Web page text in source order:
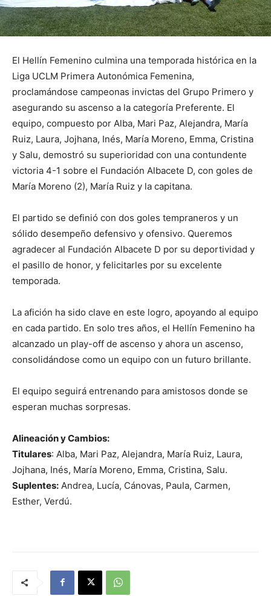
El Hellín Femenino culmina una temporada histórica en la
Liga UCLM Primera Autonómica Femenina,
proclamándose campeonas invictas del Grupo Primero y
asegurando su ascenso a la categoría Preferente. El
equipo, compuesto por Alba, Mari Paz, Alejandra, María
Ruiz, Laura, Jojhana, Inés, María Moreno, Emma, Cristina
y Salu, demostró su superioridad con una contundente
victoria 4-1 sobre el Fundación Albacete D, con goles de
María Moreno (2), María Ruiz y la capitana.
El partido se definió con dos goles tempraneros y un
sólido desempeño defensivo y ofensivo. Queremos
agradecer al Fundación Albacete D por su deportividad y
el pasillo de honor, y felicitarles por su excelente
temporada.
La afición ha sido clave en este logro, apoyando al equipo
en cada partido. En solo tres años, el Hellín Femenino ha
alcanzado un play-off de ascenso y ahora un ascenso,
consolidándose como un equipo con un futuro brillante.
El equipo seguirá entrenando para amistosos donde se
esperan muchas sorpresas.
Alineación y Cambios:
Titulares: Alba, Mari Paz, Alejandra, María Ruiz, Laura,
Jojhana, Inés, María Moreno, Emma, Cristina, Salu.
Suplentes: Andrea, Lucía, Cánovas, Paula, Carmen,
Esther, Verdú.